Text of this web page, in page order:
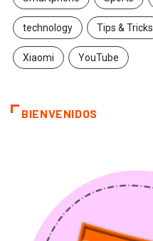
technology Tips & Tricks
Xiaomi YouTube
BIENVENIDOS